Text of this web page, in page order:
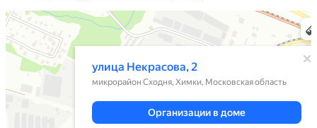
Химки
Яндекс Карты — транспорт, навигация, поиск мест